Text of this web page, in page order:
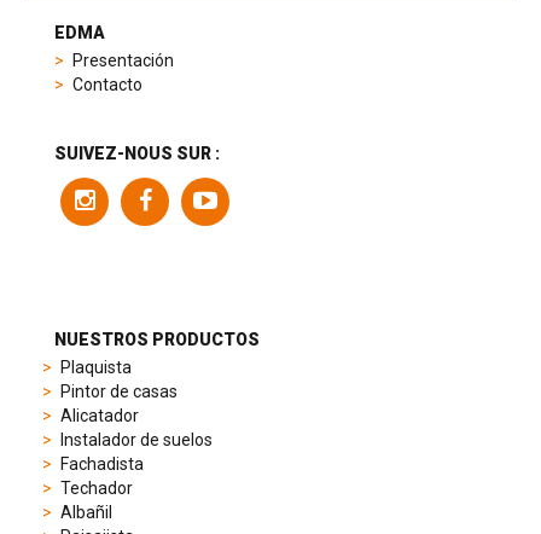
product
sporty
chronographs
elegant
watches.
EDMA
Presentación
Contacto
SUIVEZ-NOUS SUR :
NUESTROS PRODUCTOS
Plaquista
Pintor de casas
Alicatador
Instalador de suelos
Fachadista
Techador
Albañil